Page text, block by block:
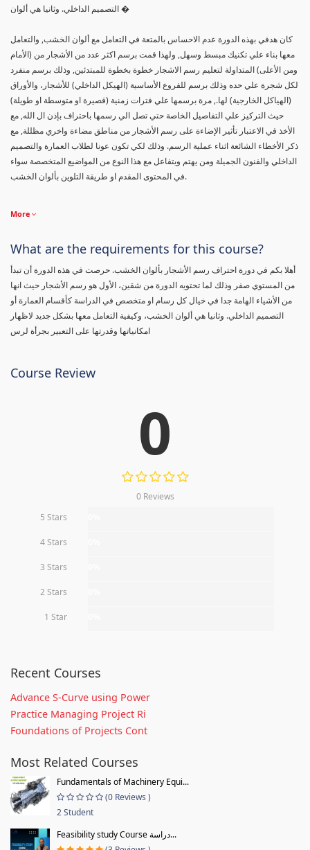
التصميم الداخلي. وثانيا هي ألوان �
كان هدفي بهذه الدورة عدم الاحساس بالمتعة في التعامل مع ألوان الخشب, والتعامل
معها بناء علي تكنيك مبسط وسهل, ولهذا قمت برسم اكثر عدد من الأشجار من (الأمام
ومن الأعلى) المتداولة لتعليم رسم الاشجار خطوة بخطوة للمبتدئين, وذلك برسم منفرد
لكل شجرة علي حده وذلك برسم للفروع الأساسية (الهيكل الداخلي) للأشجار، والأوراق
(الهياكل الخارجية) لها., مرة برسمها علي فترات زمنية (قصيرة او متوسطة او طويلة)
حيث التركيز علي التفاصيل الخاصة حتي تصل الي رسمها باحتراف بإذن ال الله, مع
الأخذ في الاعتبار تأثير الإضاءة على رسم الأشجار من مناطق مضاءة واخري مظللة, مع
ذكر الأخطاء الشائعة اثناء عملية الرسم. وذلك لكي تكون عونا لطلاب العمارة والتصميم
الداخلي والفنون الجميلة ومن يهتم ويتفاعل مع هذا النوع من المواضيع المتخصصة سواء
في المحتوى المقدم او طريقة التلوين بألوان الخشب.
More
What are the requirements for this course?
أهلا بكم في دورة احتراف رسم الأشجار بألوان الخشب. حرصت في هذه الدورة أن تبدأ
من المستوي صفر وذلك لما تحتويه الدورة من شقين، الأول هو رسم الأشجار حيث انها
من الأشياء الهامة جدا في خيال كل رسام او متخصص في الدراسة كأقسام العمارة أو
التصميم الداخلي. وثانيا هي ألوان الخشب، وكيفية التعامل معها بشكل جديد لاظهار
امكانياتها وقدرتها على التعبير بجرأة لرس
Course Review
0
0 Reviews
5 Stars
4 Stars
3 Stars
2 Stars
1 Star
Recent Courses
Advance S-Curve using Power
Practice Managing Project Ri
Foundations of Projects Cont
Most Related Courses
Fundamentals of Machinery Equi...
(0 Reviews )
2 Student
Feasibility study Course دراسة...